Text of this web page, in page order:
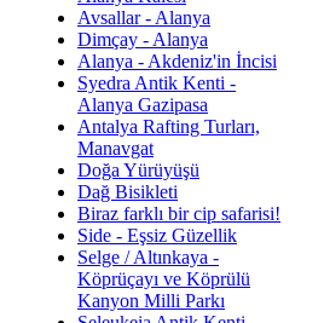
Avsallar - Alanya
Dimçay - Alanya
Alanya - Akdeniz'in İncisi
Syedra Antik Kenti -
Alanya Gazipasa
Antalya Rafting Turları,
Manavgat
Doğa Yürüyüşü
Dağ Bisikleti
Biraz farklı bir cip safarisi!
Side - Eşsiz Güzellik
Selge / Altınkaya -
Köprüçayı ve Köprülü
Kanyon Milli Parkı